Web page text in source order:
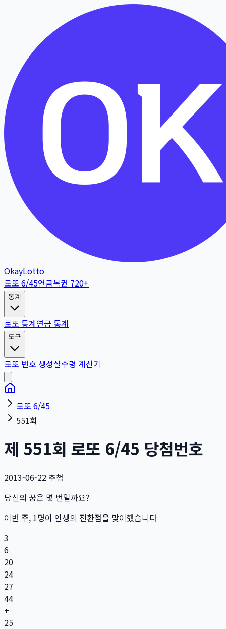
OkayLotto
로또 6/45연금복권 720+
통계
로또 통계연금 통계
도구
로또 번호 생성실수령 계산기
로또 6/45
551회
제 551회 로또 6/45 당첨번호
2013-06-22 추첨
당신의 꿈은 몇 번일까요?
이번 주, 1명이 인생의 전환점을 맞이했습니다
3
6
20
24
27
44
+
25